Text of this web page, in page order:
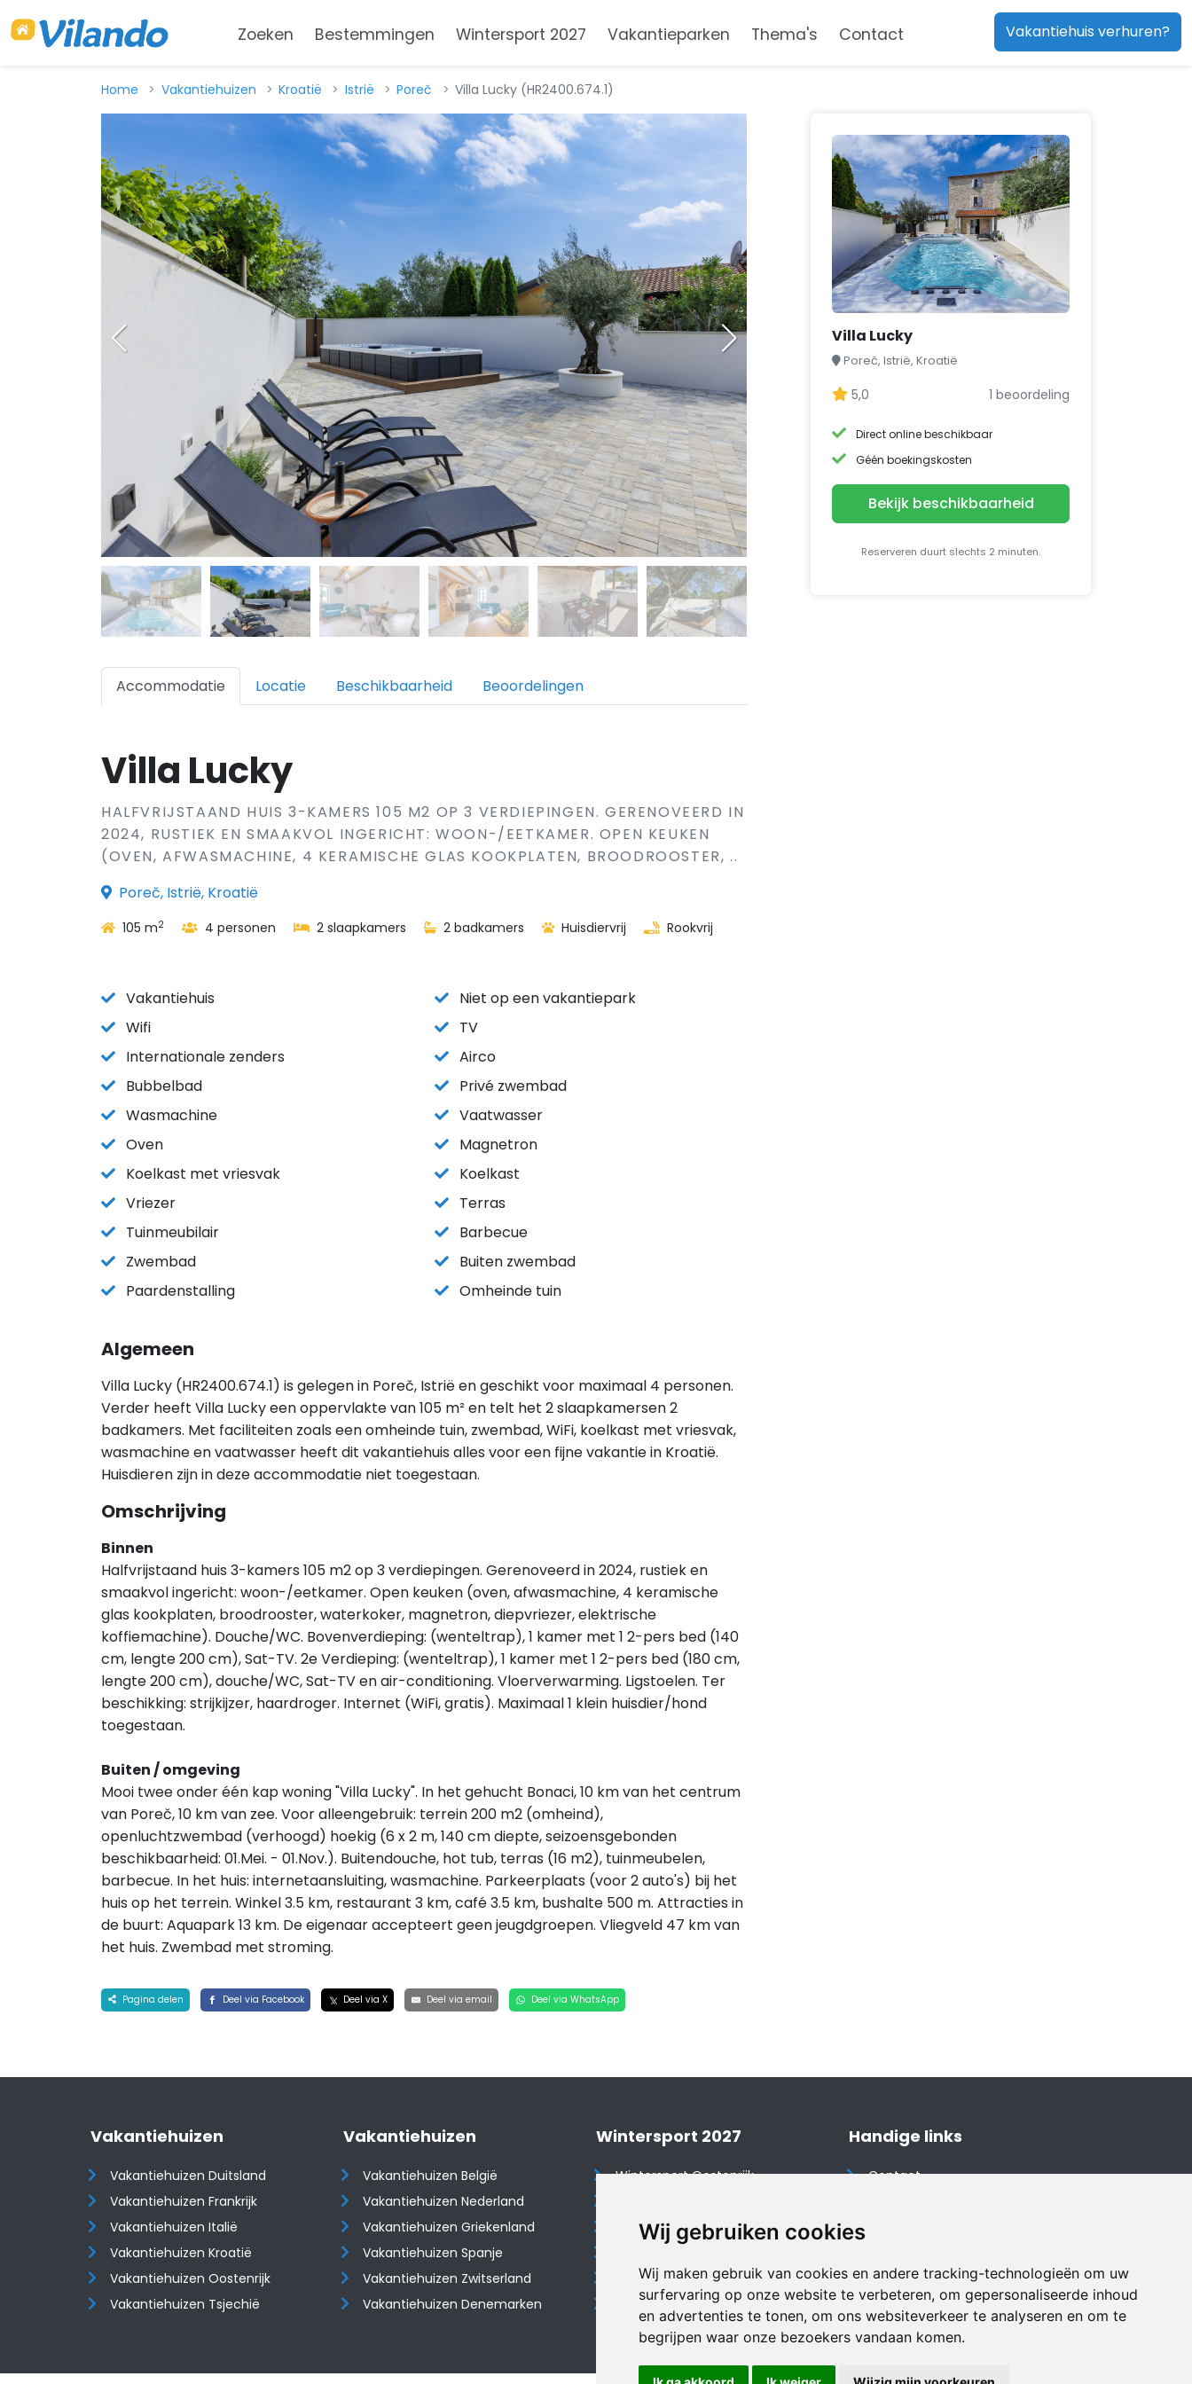
Wij gebruiken cookies
Wij maken gebruik van cookies en andere tracking-technologieën om uw
surfervaring op onze website te verbeteren, om gepersonaliseerde inhoud
en advertenties te tonen, om ons websiteverkeer te analyseren en om te
begrijpen waar onze bezoekers vandaan komen.
Zoeken Bestemmingen Wintersport 2027 Vakantieparken Thema's Contact Vakantiehuis verhuren?
Home Vakantiehuizen Kroatië Istrië Poreč Villa Lucky (HR2400.674.1)
Accommodatie Locatie Beschikbaarheid Beoordelingen
Villa Lucky
HALFVRIJSTAAND HUIS 3-KAMERS 105 M2 OP 3 VERDIEPINGEN. GERENOVEERD IN
2024, RUSTIEK EN SMAAKVOL INGERICHT: WOON-/EETKAMER. OPEN KEUKEN
(OVEN, AFWASMACHINE, 4 KERAMISCHE GLAS KOOKPLATEN, BROODROOSTER, ..
Poreč, Istrië, Kroatië
105 m2 4 personen 2 slaapkamers 2 badkamers Huisdiervrij Rookvrij
Vakantiehuis
Niet op een vakantiepark
Wifi
TV
Internationale zenders
Airco
Bubbelbad
Privé zwembad
Wasmachine
Vaatwasser
Oven
Magnetron
Koelkast met vriesvak
Koelkast
Vriezer
Terras
Tuinmeubilair
Barbecue
Zwembad
Buiten zwembad
Paardenstalling
Omheinde tuin
Algemeen
Villa Lucky (HR2400.674.1) is gelegen in Poreč, Istrië en geschikt voor maximaal 4 personen.
Verder heeft Villa Lucky een oppervlakte van 105 m² en telt het 2 slaapkamersen 2
badkamers. Met faciliteiten zoals een omheinde tuin, zwembad, WiFi, koelkast met vriesvak,
wasmachine en vaatwasser heeft dit vakantiehuis alles voor een fijne vakantie in Kroatië.
Huisdieren zijn in deze accommodatie niet toegestaan.
Omschrijving
Binnen
Halfvrijstaand huis 3-kamers 105 m2 op 3 verdiepingen. Gerenoveerd in 2024, rustiek en
smaakvol ingericht: woon-/eetkamer. Open keuken (oven, afwasmachine, 4 keramische
glas kookplaten, broodrooster, waterkoker, magnetron, diepvriezer, elektrische
koffiemachine). Douche/WC. Bovenverdieping: (wenteltrap), 1 kamer met 1 2-pers bed (140
cm, lengte 200 cm), Sat-TV. 2e Verdieping: (wenteltrap), 1 kamer met 1 2-pers bed (180 cm,
lengte 200 cm), douche/WC, Sat-TV en air-conditioning. Vloerverwarming. Ligstoelen. Ter
beschikking: strijkijzer, haardroger. Internet (WiFi, gratis). Maximaal 1 klein huisdier/hond
toegestaan.
Buiten / omgeving
Mooi twee onder één kap woning "Villa Lucky". In het gehucht Bonaci, 10 km van het centrum
van Poreč, 10 km van zee. Voor alleengebruik: terrein 200 m2 (omheind),
openluchtzwembad (verhoogd) hoekig (6 x 2 m, 140 cm diepte, seizoensgebonden
beschikbaarheid: 01.Mei. - 01.Nov.). Buitendouche, hot tub, terras (16 m2), tuinmeubelen,
barbecue. In het huis: internetaansluiting, wasmachine. Parkeerplaats (voor 2 auto's) bij het
huis op het terrein. Winkel 3.5 km, restaurant 3 km, café 3.5 km, bushalte 500 m. Attracties in
de buurt: Aquapark 13 km. De eigenaar accepteert geen jeugdgroepen. Vliegveld 47 km van
het huis. Zwembad met stroming.
Pagina delen Deel via Facebook Deel via X Deel via email Deel via WhatsApp
Villa Lucky
Poreč, Istrië, Kroatië
5,0 1 beoordeling
Direct online beschikbaar
Géén boekingskosten
Bekijk beschikbaarheid
Reserveren duurt slechts 2 minuten.
Vakantiehuizen
Vakantiehuizen Duitsland
Vakantiehuizen Frankrijk
Vakantiehuizen Italië
Vakantiehuizen Kroatië
​​​​​​​Vakantiehuizen Oostenrijk
Vakantiehuizen Tsjechië
Vakantiehuizen
Vakantiehuizen België
Vakantiehuizen Nederland
Vakantiehuizen Griekenland
Vakantiehuizen Spanje
​​​​​​​Vakantiehuizen Zwitserland
Vakantiehuizen Denemarken
Wintersport 2027
Wintersport Oostenrijk
Wintersport Tsjechië
Wintersport Duitsland
Wintersport Italië
Handige links
Contact
Disclaimer
Vakantiehuis website